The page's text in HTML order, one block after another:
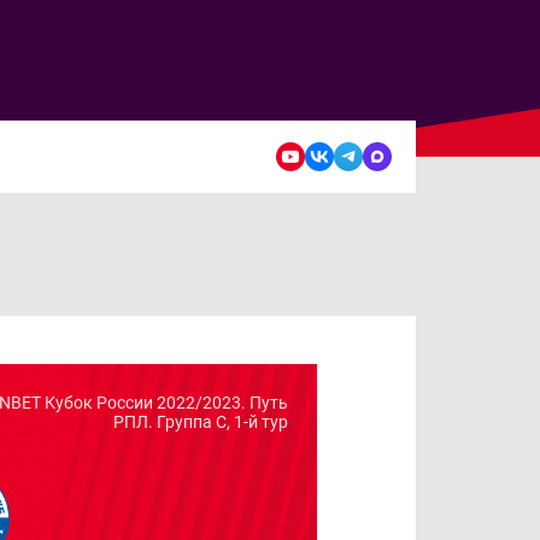
Кубок России 2022/2023. Путь
РПЛ. Группа C, 1-й тур